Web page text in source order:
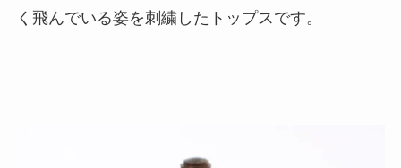
く飛んでいる姿を刺繍したトップスです。